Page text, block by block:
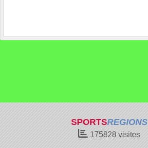
SPORTSREGIONS
175828 visites